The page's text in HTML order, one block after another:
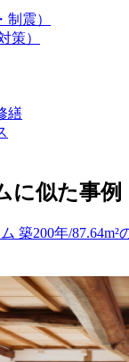
震）
策）
繕
に似た事例
築200年/